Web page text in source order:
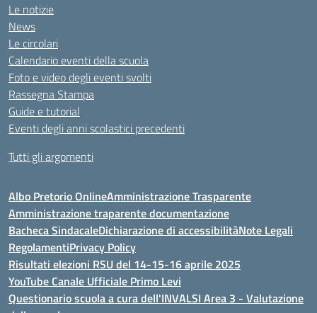
Le notizie
News
Le circolari
Calendario eventi della scuola
Foto e video degli eventi svolti
Rassegna Stampa
Guide e tutorial
Eventi degli anni scolastici precedenti
Tutti gli argomenti
Albo Pretorio OnlineAmministrazione Trasparente
Amministrazione traparente documentazione
Bacheca SindacaleDichiarazione di accessibilitàNote Legali
RegolamentiPrivacy Policy
Risultati elezioni RSU del 14-15-16 aprile 2025
YouTube Canale Ufficiale Primo Levi
Questionario scuola a cura dell'INVALSI Area 3 - Valutazione